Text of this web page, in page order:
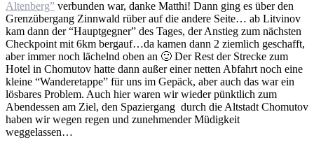
Altenberg” verbunden war, danke Matthi! Dann ging es über den
Grenzübergang Zinnwald rüber auf die andere Seite… ab Litvinov
kam dann der “Hauptgegner” des Tages, der Anstieg zum nächsten
Checkpoint mit 6km bergauf…da kamen dann 2 ziemlich geschafft,
aber immer noch lächelnd oben an 🙂 Der Rest der Strecke zum
Hotel in Chomutov hatte dann außer einer netten Abfahrt noch eine
kleine “Wanderetappe” für uns im Gepäck, aber auch das war ein
lösbares Problem. Auch hier waren wir wieder pünktlich zum
Abendessen am Ziel, den Spaziergang durch die Altstadt Chomutov
haben wir wegen regen und zunehmender Müdigkeit
weggelassen…